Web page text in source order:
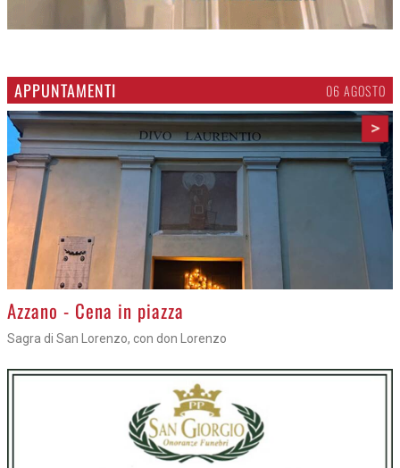
APPUNTAMENTI 06 AGOSTO
>
Azzano - Cena in piazza
Sagra di San Lorenzo, con don Lorenzo